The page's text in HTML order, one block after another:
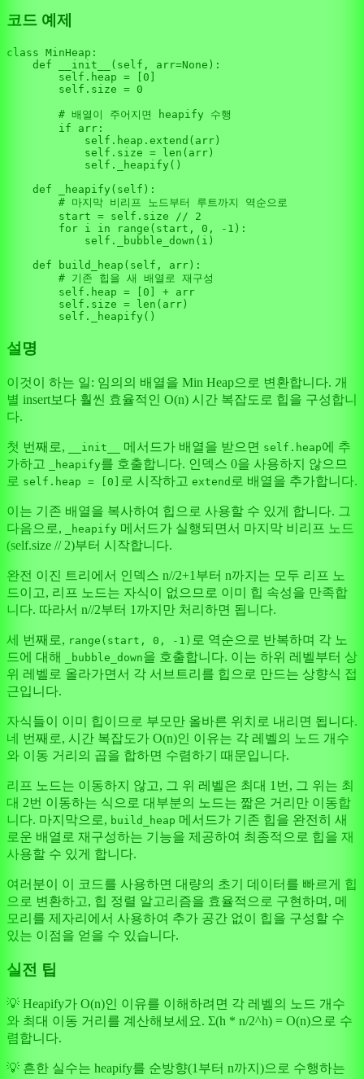
코드 예제
class MinHeap :
def
__init__ ( self, arr=None ):
self .heap = [ 0
self .size = 0
# 배열이 주어지면 heapify 수행
if arr:
self .heap.extend(arr)
self .size = len (arr)
self ._heapify()
def
_heapify ( self ):
# 마지막 비리프 노드부터 루트까지 역순으로
        start =
self .size // 2
for i in range (start, 0 , - 1 ):
self ._bubble_down(i)
def
build_heap ( self, arr ):
# 기존 힙을 새 배열로 재구성
self .heap = [ 0 ] + arr
self .size = len (arr)
self
설명
이것이 하는 일: 임의의 배열을 Min Heap으로 변환합니다. 개
별 insert보다 훨씬 효율적인 O(n) 시간 복잡도로 힙을 구성합니
다.
첫 번째로, __init__ 메서드가 배열을 받으면 self.heap에 추
가하고
_heapify를 호출합니다. 인덱스 0을 사용하지 않으므
로 self.heap = [0] 로 시작하고 extend 로 배열을 추가합니다.
이는 기존 배열을 복사하여 힙으로 사용할 수 있게 합니다. 그
다음으로,
_heapify 메서드가 실행되면서 마지막 비리프 노드
(self.size // 2)부터 시작합니다.
완전 이진 트리에서 인덱스 n//2+1부터 n까지는 모두 리프 노
드이고, 리프 노드는 자식이 없으므로 이미 힙 속성을 만족합
니다. 따라서 n//2부터 1까지만 처리하면 됩니다.
세 번째로, range(start, 0, -1) 로 역순으로 반복하며 각 노
드에 대해
_bubble_down을 호출합니다. 이는 하위 레벨부터 상
위 레벨로 올라가면서 각 서브트리를 힙으로 만드는 상향식 접
근입니다.
자식들이 이미 힙이므로 부모만 올바른 위치로 내리면 됩니다.
네 번째로, 시간 복잡도가 O(n)인 이유는 각 레벨의 노드 개수
와 이동 거리의 곱을 합하면 수렴하기 때문입니다.
리프 노드는 이동하지 않고, 그 위 레벨은 최대 1번, 그 위는 최
대 2번 이동하는 식으로 대부분의 노드는 짧은 거리만 이동합
니다. 마지막으로, build_heap 메서드가 기존 힙을 완전히 새
로운 배열로 재구성하는 기능을 제공하여 최종적으로 힙을 재
사용할 수 있게 합니다.
여러분이 이 코드를 사용하면 대량의 초기 데이터를 빠르게 힙
으로 변환하고, 힙 정렬 알고리즘을 효율적으로 구현하며, 메
모리를 제자리에서 사용하여 추가 공간 없이 힙을 구성할 수
있는 이점을 얻을 수 있습니다.
실전 팁
💡 Heapify가 O(n)인 이유를 이해하려면 각 레벨의 노드 개수
와 최대 이동 거리를 계산해보세요. Σ(h * n/2^h) = O(n)으로 수
렴합니다.
💡 흔한 실수는 heapify를 순방향(1부터 n까지)으로 수행하는